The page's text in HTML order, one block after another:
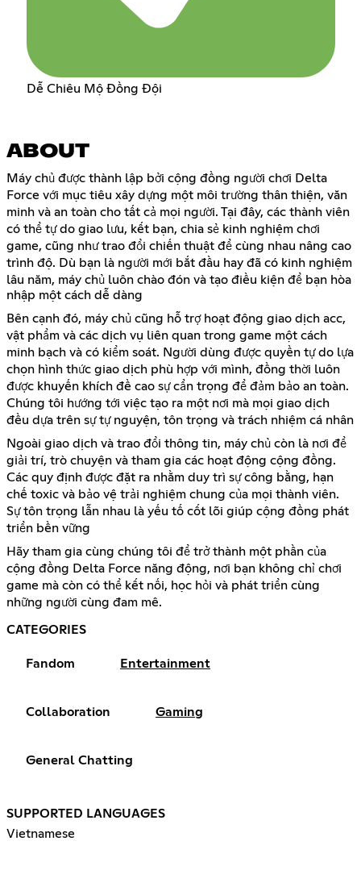
Dễ Chiêu Mộ Đồng Đội
ABOUT
Máy chủ được thành lập bởi cộng đồng người chơi Delta
Force với mục tiêu xây dựng một môi trường thân thiện, văn
minh và an toàn cho tất cả mọi người. Tại đây, các thành viên
có thể tự do giao lưu, kết bạn, chia sẻ kinh nghiệm chơi
game, cũng như trao đổi chiến thuật để cùng nhau nâng cao
trình độ. Dù bạn là người mới bắt đầu hay đã có kinh nghiệm
lâu năm, máy chủ luôn chào đón và tạo điều kiện để bạn hòa
nhập một cách dễ dàng
Bên cạnh đó, máy chủ cũng hỗ trợ hoạt động giao dịch acc,
vật phẩm và các dịch vụ liên quan trong game một cách
minh bạch và có kiểm soát. Người dùng được quyền tự do lựa
chọn hình thức giao dịch phù hợp với mình, đồng thời luôn
được khuyến khích đề cao sự cẩn trọng để đảm bảo an toàn.
Chúng tôi hướng tới việc tạo ra một nơi mà mọi giao dịch
đều dựa trên sự tự nguyện, tôn trọng và trách nhiệm cá nhân
Ngoài giao dịch và trao đổi thông tin, máy chủ còn là nơi để
giải trí, trò chuyện và tham gia các hoạt động cộng đồng.
Các quy định được đặt ra nhằm duy trì sự công bằng, hạn
chế toxic và bảo vệ trải nghiệm chung của mọi thành viên.
Sự tôn trọng lẫn nhau là yếu tố cốt lõi giúp cộng đồng phát
triển bền vững
Hãy tham gia cùng chúng tôi để trở thành một phần của
cộng đồng Delta Force năng động, nơi bạn không chỉ chơi
game mà còn có thể kết nối, học hỏi và phát triển cùng
những người cùng đam mê.
CATEGORIES
Fandom Entertainment
Collaboration Gaming
General Chatting
SUPPORTED LANGUAGES
Vietnamese